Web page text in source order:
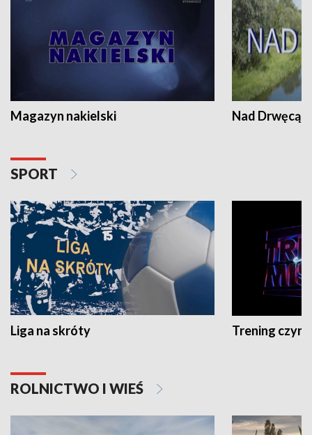
Magazyn nakielski Nad Drwęcą
SPORT
Liga na skróty Trening czyni
ROLNICTWO I WIEŚ